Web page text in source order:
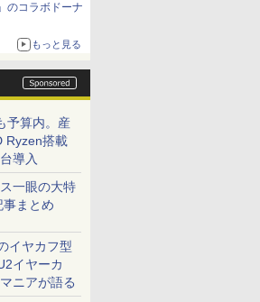
のコラボドーナ
もっと見る
予算内。産
Ryzen搭載
導入
一眼の大特
まとめ
イヤカフ型
イヤーカ
ニアが語る